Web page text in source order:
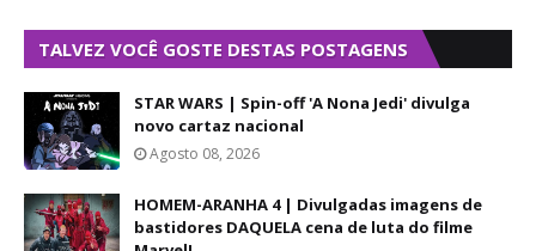
TALVEZ VOCÊ GOSTE DESTAS POSTAGENS
STAR WARS | Spin-off 'A Nona Jedi' divulga
novo cartaz nacional
Agosto 08, 2026
HOMEM-ARANHA 4 | Divulgadas imagens de
bastidores DAQUELA cena de luta do filme